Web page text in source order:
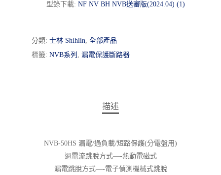
型錄下載: NF NV BH NVB送審版(2024.04) (1)
分類: 士林 Shihlin, 全部產品
標籤: NVB系列 , 漏電保護斷路器
描述
NVB-50HS 漏電/過負載/短路保護(分電盤用)
過電流跳脫方式—-熱動電磁式
漏電跳脫方式—-電子偵測機械式跳脫